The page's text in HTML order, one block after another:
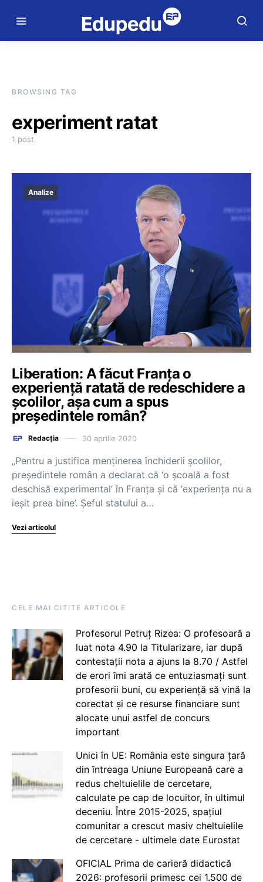
BROWSING TAG
experiment ratat
1 post
Analize
Liberation: A făcut Franța o
experiență ratată de redeschidere a
școlilor, așa cum a spus
președintele român?
Redacția 30 aprilie 2020
„Pentru a justifica menținerea închiderii școlilor,
președintele român a declarat că ‘o școală a fost
deschisă experimental’ în Franța și că ‘experiența nu a
ieșit prea bine’. Șeful statului a…
Vezi articolul
CELE MAI CITITE ARTICOLE
Profesorul Petruț Rizea: O profesoară a
luat nota 4.90 la Titularizare, iar după
contestații nota a ajuns la 8.70 / Astfel
de erori îmi arată ce entuziasmați sunt
profesorii buni, cu experiență să vină la
corectat și ce resurse financiare sunt
alocate unui astfel de concurs
important
Unici în UE: România este singura țară
din întreaga Uniune Europeană care a
redus cheltuielile de cercetare,
calculate pe cap de locuitor, în ultimul
deceniu. Între 2015-2025, spațiul
comunitar a crescut masiv cheltuielile
de cercetare - ultimele date Eurostat
OFICIAL Prima de carieră didactică
2026: profesorii primesc cei 1.500 de